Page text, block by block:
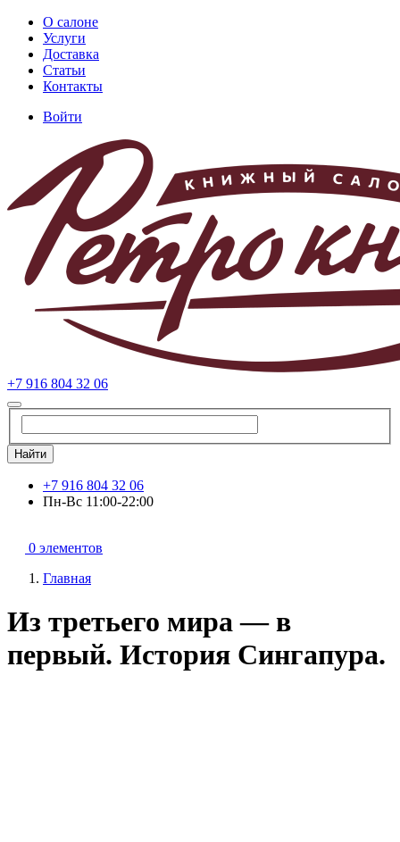
Перейти
основному
содержанию
Основная
навигация
О салоне
Услуги
Доставка
Статьи
Контакты
учётной
записи
пользователя
Войти
+7 916 804 32 06
Найти
+7 916 804 32 06
Пн-Вс 11:00-22:00
0 элементов
Главная
Из третьего мира — в
первый. История Сингапура.